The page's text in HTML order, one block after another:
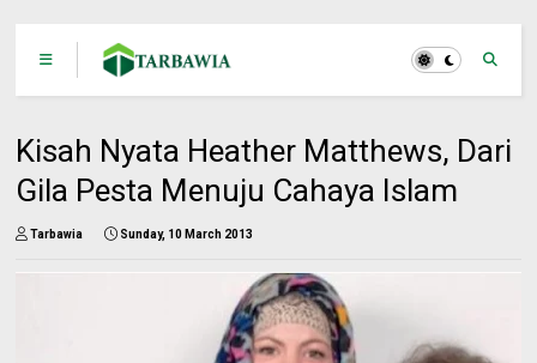
Kisah Nyata Heather Matthews, Dari
Gila Pesta Menuju Cahaya Islam
Tarbawia Sunday, 10 March 2013